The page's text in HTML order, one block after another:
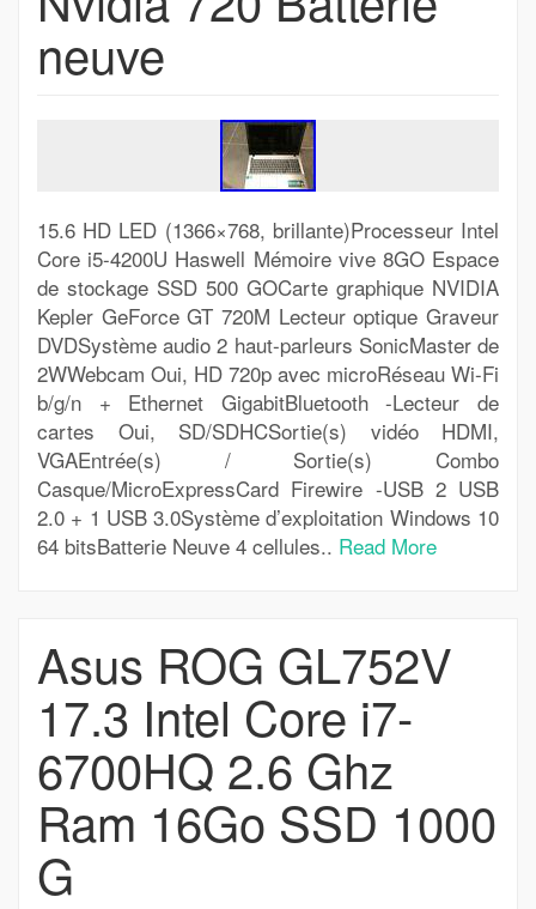
neuve
15.6 HD LED (1366×768, brillante)Processeur Intel
Core i5-4200U Haswell Mémoire vive 8GO Espace
de stockage SSD 500 GOCarte graphique NVIDIA
Kepler GeForce GT 720M Lecteur optique Graveur
DVDSystème audio 2 haut-parleurs SonicMaster de
2WWebcam Oui, HD 720p avec microRéseau Wi-Fi
b/g/n + Ethernet GigabitBluetooth -Lecteur de
cartes Oui, SD/SDHCSortie(s) vidéo HDMI,
VGAEntrée(s) / Sortie(s) Combo
Casque/MicroExpressCard Firewire -USB 2 USB
2.0 + 1 USB 3.0Système d’exploitation Windows 10
64 bitsBatterie Neuve 4 cellules.. Read More
Asus ROG GL752V
17.3 Intel Core i7-
6700HQ 2.6 Ghz
Ram 16Go SSD 1000
G